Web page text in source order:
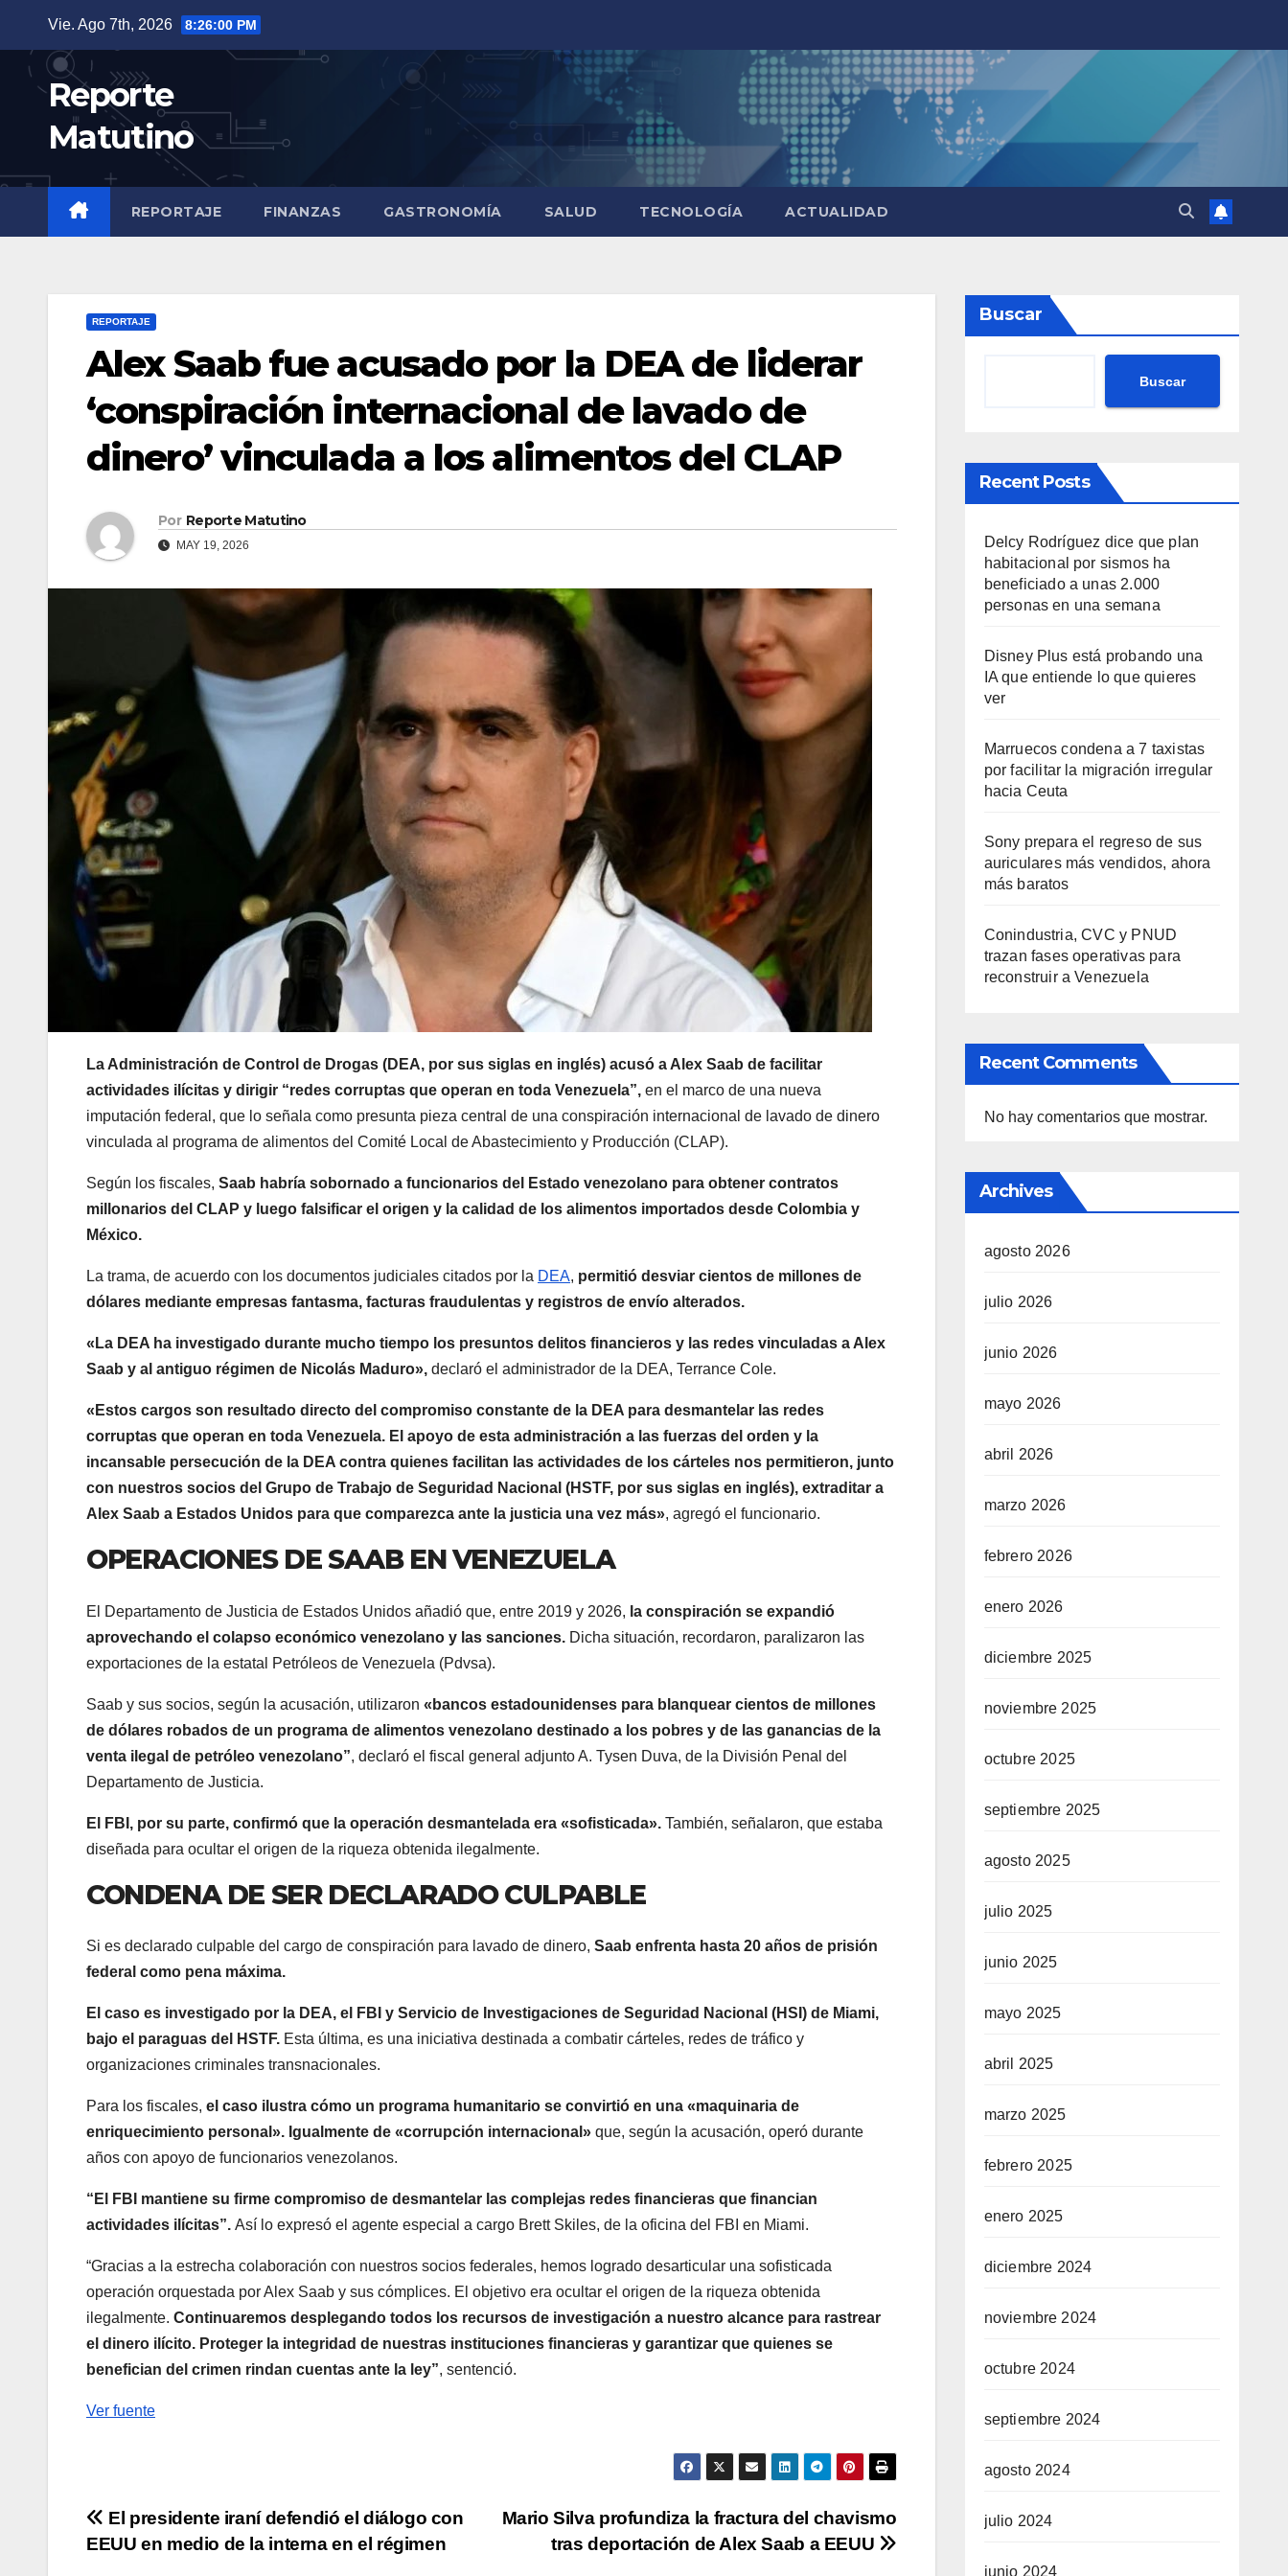
contenido
Vie. Ago 7th, 2026 8:26:01 PM
Reporte
Matutino
REPORTAJE FINANZAS GASTRONOMÍA SALUD TECNOLOGÍA ACTUALIDAD
REPORTAJE
Alex Saab fue acusado por la DEA de liderar
‘conspiración internacional de lavado de
dinero’ vinculada a los alimentos del CLAP
Por Reporte Matutino
MAY 19, 2026
La Administración de Control de Drogas (DEA, por sus siglas en inglés) acusó a Alex Saab de facilitar
actividades ilícitas y dirigir “redes corruptas que operan en toda Venezuela”, en el marco de una nueva
imputación federal, que lo señala como presunta pieza central de una conspiración internacional de lavado de dinero
vinculada al programa de alimentos del Comité Local de Abastecimiento y Producción (CLAP).
Según los fiscales, Saab habría sobornado a funcionarios del Estado venezolano para obtener contratos
millonarios del CLAP y luego falsificar el origen y la calidad de los alimentos importados desde Colombia y
México.
La trama, de acuerdo con los documentos judiciales citados por la DEA, permitió desviar cientos de millones de
dólares mediante empresas fantasma, facturas fraudulentas y registros de envío alterados.
«La DEA ha investigado durante mucho tiempo los presuntos delitos financieros y las redes vinculadas a Alex
Saab y al antiguo régimen de Nicolás Maduro», declaró el administrador de la DEA, Terrance Cole.
«Estos cargos son resultado directo del compromiso constante de la DEA para desmantelar las redes
corruptas que operan en toda Venezuela. El apoyo de esta administración a las fuerzas del orden y la
incansable persecución de la DEA contra quienes facilitan las actividades de los cárteles nos permitieron, junto
con nuestros socios del Grupo de Trabajo de Seguridad Nacional (HSTF, por sus siglas en inglés), extraditar a
Alex Saab a Estados Unidos para que comparezca ante la justicia una vez más», agregó el funcionario.
OPERACIONES DE SAAB EN VENEZUELA
El Departamento de Justicia de Estados Unidos añadió que, entre 2019 y 2026, la conspiración se expandió
aprovechando el colapso económico venezolano y las sanciones. Dicha situación, recordaron, paralizaron las
exportaciones de la estatal Petróleos de Venezuela (Pdvsa).
Saab y sus socios, según la acusación, utilizaron «bancos estadounidenses para blanquear cientos de millones
de dólares robados de un programa de alimentos venezolano destinado a los pobres y de las ganancias de la
venta ilegal de petróleo venezolano”, declaró el fiscal general adjunto A. Tysen Duva, de la División Penal del
Departamento de Justicia.
El FBI, por su parte, confirmó que la operación desmantelada era «sofisticada». También, señalaron, que estaba
diseñada para ocultar el origen de la riqueza obtenida ilegalmente.
CONDENA DE SER DECLARADO CULPABLE
Si es declarado culpable del cargo de conspiración para lavado de dinero, Saab enfrenta hasta 20 años de prisión
federal como pena máxima.
El caso es investigado por la DEA, el FBI y Servicio de Investigaciones de Seguridad Nacional (HSI) de Miami,
bajo el paraguas del HSTF. Esta última, es una iniciativa destinada a combatir cárteles, redes de tráfico y
organizaciones criminales transnacionales.
Para los fiscales, el caso ilustra cómo un programa humanitario se convirtió en una «maquinaria de
enriquecimiento personal». Igualmente de «corrupción internacional» que, según la acusación, operó durante
años con apoyo de funcionarios venezolanos.
“El FBI mantiene su firme compromiso de desmantelar las complejas redes financieras que financian
actividades ilícitas”. Así lo expresó el agente especial a cargo Brett Skiles, de la oficina del FBI en Miami.
“Gracias a la estrecha colaboración con nuestros socios federales, hemos logrado desarticular una sofisticada
operación orquestada por Alex Saab y sus cómplices. El objetivo era ocultar el origen de la riqueza obtenida
ilegalmente. Continuaremos desplegando todos los recursos de investigación a nuestro alcance para rastrear
el dinero ilícito. Proteger la integridad de nuestras instituciones financieras y garantizar que quienes se
benefician del crimen rindan cuentas ante la ley”, sentenció.
Ver fuente
Navegación
Mario Silva profundiza la fractura del chavismo
tras deportación de Alex Saab a EEUU
El presidente iraní defendió el diálogo con
EEUU en medio de la interna en el régimen
Buscar
Buscar
Recent Posts
Delcy Rodríguez dice que plan
habitacional por sismos ha
beneficiado a unas 2.000
personas en una semana
Disney Plus está probando una
IA que entiende lo que quieres
ver
Marruecos condena a 7 taxistas
por facilitar la migración irregular
hacia Ceuta
Sony prepara el regreso de sus
auriculares más vendidos, ahora
más baratos
Conindustria, CVC y PNUD
trazan fases operativas para
reconstruir a Venezuela
Recent Comments
No hay comentarios que mostrar.
Archives
agosto 2026
julio 2026
junio 2026
mayo 2026
abril 2026
marzo 2026
febrero 2026
enero 2026
diciembre 2025
noviembre 2025
octubre 2025
septiembre 2025
agosto 2025
julio 2025
junio 2025
mayo 2025
abril 2025
marzo 2025
febrero 2025
enero 2025
diciembre 2024
noviembre 2024
octubre 2024
septiembre 2024
agosto 2024
julio 2024
junio 2024